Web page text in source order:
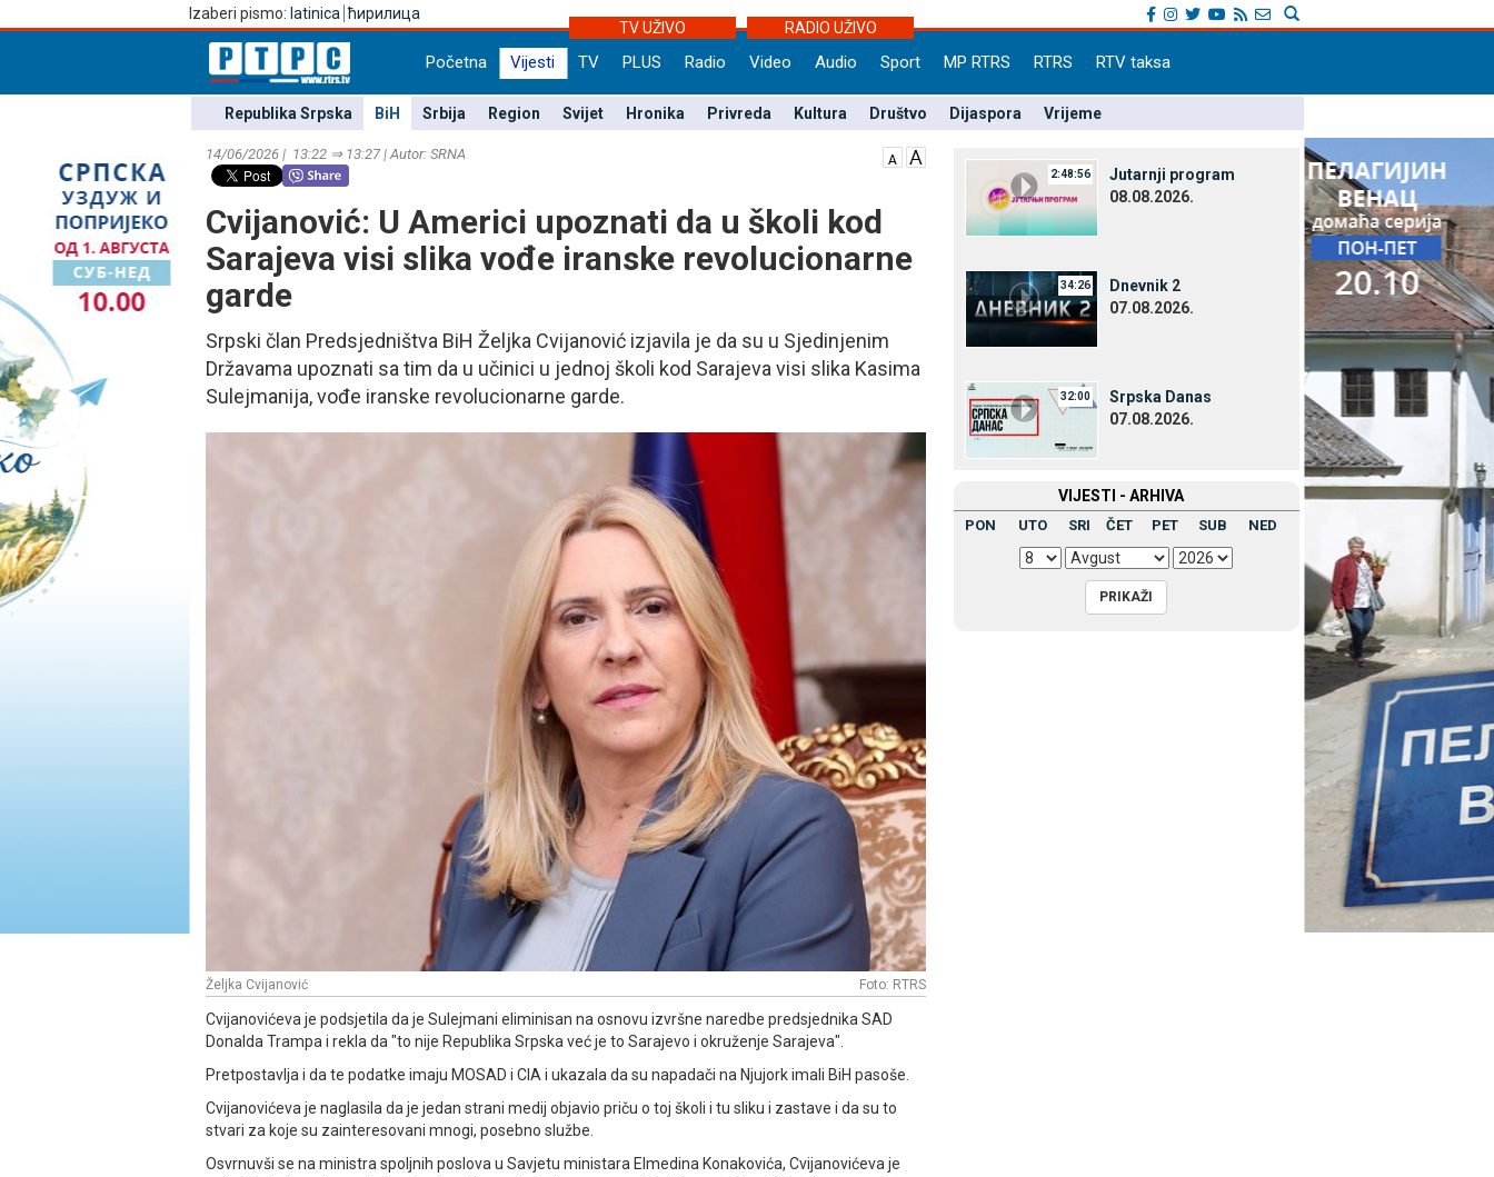
Izaberi pismo: latinica ћирилица
TV UŽIVO
RADIO UŽIVO
Početna Vijesti TV PLUS Radio Video Audio Sport MP RTRS RTRS RTV taksa
Republika Srpska BiH Srbija Region Svijet Hronika Privreda Kultura Društvo Dijaspora Vrijeme
14/06/2026 | 13:22 ⇒ 13:27 | Autor: SRNA
Cvijanović: U Americi upoznati da u školi kod
Sarajeva visi slika vođe iranske revolucionarne
garde
Srpski član Predsjedništva BiH Željka Cvijanović izjavila je da su u Sjedinjenim
Državama upoznati sa tim da u učinici u jednoj školi kod Sarajeva visi slika Kasima
Sulejmanija, vođe iranske revolucionarne garde.
Željka Cvijanović Foto: RTRS
Cvijanovićeva je podsjetila da je Sulejmani eliminisan na osnovu izvršne naredbe predsjednika SAD
Donalda Trampa i rekla da "to nije Republika Srpska već je to Sarajevo i okruženje Sarajeva".
Pretpostavlja i da te podatke imaju MOSAD i CIA i ukazala da su napadači na Njujork imali BiH pasoše.
Cvijanovićeva je naglasila da je jedan strani medij objavio priču o toj školi i tu sliku i zastave i da su to
stvari za koje su zainteresovani mnogi, posebno službe.
Osvrnuvši se na ministra spoljnih poslova u Savjetu ministara Elmedina Konakovića, Cvijanovićeva je
2:48:56
Јutarnji program
08.08.2026.
34:26
Dnevnik 2
07.08.2026.
32:00
Srpska Danas
07.08.2026.
VIЈESTI - ARHIVA
PON UTO SRI ČET PET SUB NED